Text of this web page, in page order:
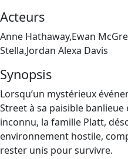
Acteurs
Anne Hathaway,Ewan
Stella,Jordan Alexa Davis
Synopsis
Lorsqu’un mystérieux
Street à sa paisible
inconnu, la famille Platt,
environnement hostile,
rester unis pour survivre.